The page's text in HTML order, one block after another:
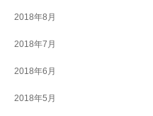
2018年8月
2018年7月
2018年6月
2018年5月